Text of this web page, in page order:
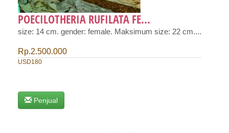
POECILOTHERIA RUFILATA FE...
size: 14 cm. gender: female. Maksimum size: 22 cm....
Rp.2.500.000
USD180
Penjual